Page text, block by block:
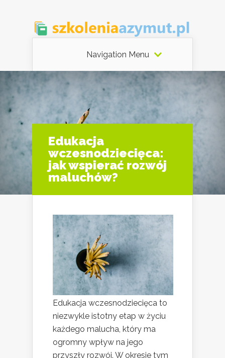
Navigation Menu
Edukacja
wczesnodziecięca:
jak wspierać rozwój
maluchów?
Edukacja wczesnodziecięca to
niezwykle istotny etap w życiu
każdego malucha, który ma
ogromny wpływ na jego
przyszły rozwój. W okresie tym